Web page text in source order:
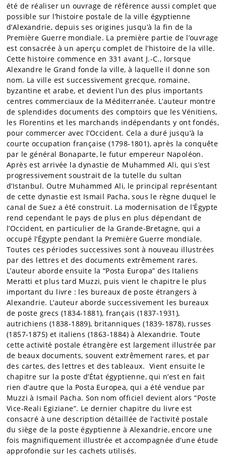
été de réaliser un ouvrage de référence aussi complet que
possible sur l’histoire postale de la ville égyptienne
d’Alexandrie, depuis ses origines jusqu’à la fin de la
Première Guerre mondiale. La première partie de l’ouvrage
est consacrée à un aperçu complet de l’histoire de la ville.
Cette histoire commence en 331 avant J.-C., lorsque
Alexandre le Grand fonde la ville, à laquelle il donne son
nom. La ville est successivement grecque, romaine,
byzantine et arabe, et devient l’un des plus importants
centres commerciaux de la Méditerranée. L’auteur montre
de splendides documents des comptoirs que les Vénitiens,
les Florentins et les marchands indépendants y ont fondés,
pour commercer avec l’Occident. Cela a duré jusqu’à la
courte occupation française (1798-1801), après la conquête
par le général Bonaparte, le futur empereur Napoléon.
Après est arrivée la dynastie de Muhammed Ali, qui s’est
progressivement soustrait de la tutelle du sultan
d’Istanbul. Outre Muhammed Ali, le principal représentant
de cette dynastie est Ismail Pacha, sous le règne duquel le
canal de Suez a été construit. La modernisation de l’Égypte
rend cependant le pays de plus en plus dépendant de
l’Occident, en particulier de la Grande-Bretagne, qui a
occupé l’Égypte pendant la Première Guerre mondiale.
Toutes ces périodes successives sont à nouveau illustrées
par des lettres et des documents extrêmement rares.
L’auteur aborde ensuite la “Posta Europa” des Italiens
Meratti et plus tard Muzzi, puis vient le chapitre le plus
important du livre : les bureaux de poste étrangers à
Alexandrie. L’auteur aborde successivement les bureaux
de poste grecs (1834-1881), français (1837-1931),
autrichiens (1838-1889), britanniques (1839-1878), russes
(1857-1875) et italiens (1863-1884) à Alexandrie. Toute
cette activité postale étrangère est largement illustrée par
de beaux documents, souvent extrêmement rares, et par
des cartes, des lettres et des tableaux. Vient ensuite le
chapitre sur la poste d’État égyptienne, qui n’est en fait
rien d’autre que la Posta Europea, qui a été vendue par
Muzzi à Ismail Pacha. Son nom officiel devient alors “Poste
Vice-Reali Egiziane”. Le dernier chapitre du livre est
consacré à une description détaillée de l’activité postale
du siège de la poste égyptienne à Alexandrie, encore une
fois magnifiquement illustrée et accompagnée d’une étude
approfondie sur les cachets utilisés.